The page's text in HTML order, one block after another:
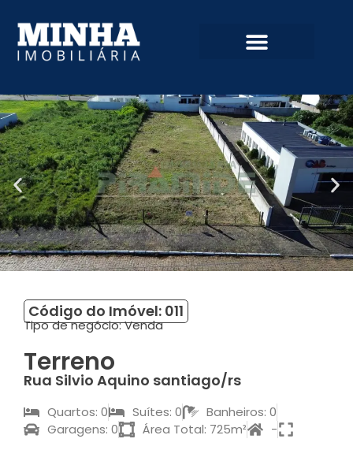
Código do Imóvel: 011
Tipo de negócio:Venda
Terreno
Rua Silvio Aquino santiago/rs
Quartos: 0 Suítes: 0
Banheiros: 0
Garagens: 0
Área Total: 725m² -